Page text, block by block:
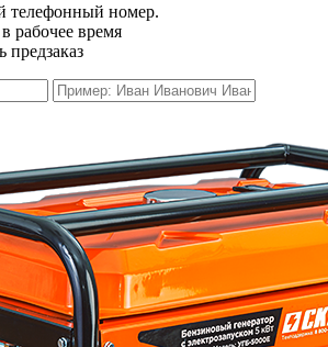
телефонный номер.
рабочее время